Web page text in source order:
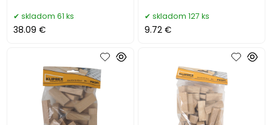
skladom 61 ks
38.09 €
skladom 127 ks
9.72 €